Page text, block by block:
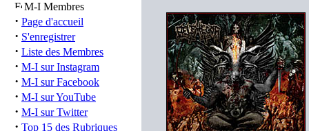
M-I Membres
· Page d'accueil
· S'enregistrer
· Liste des Membres
· M-I sur Instagram
· M-I sur Facebook
· M-I sur YouTube
· M-I sur Twitter
· Top 15 des Rubriques